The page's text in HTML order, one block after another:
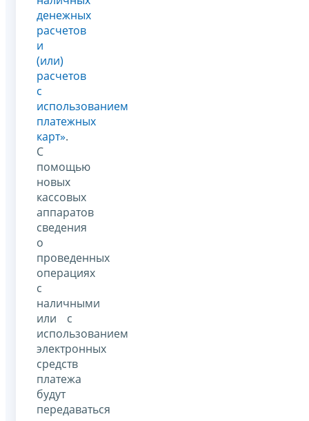
денежных
расчетов
и
(или)
расчетов
с
использованием
платежных
карт».
С
помощью
новых
кассовых
аппаратов
сведения
о
проведенных
операциях
с
наличными
или с
использованием
электронных
средств
платежа
будут
передаваться